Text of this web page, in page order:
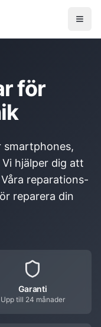
för
smartphones,
hjälper dig att
reparations-
reparera din
Garanti
Upp till 24 månader